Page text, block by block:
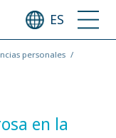
ES
personales
en la